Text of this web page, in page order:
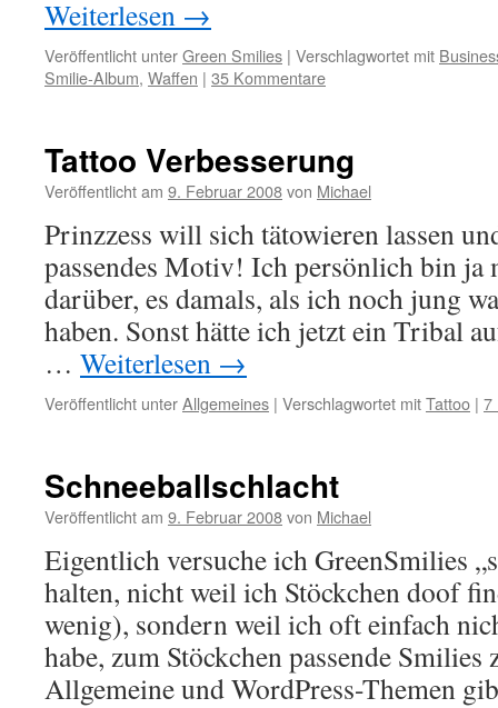
Weiterlesen →
Veröffentlicht unterGreen Smilies | Verschlagwortet mit
Smilie-Album, Waffen | 35 Kommentare
Tattoo Verbesserung
Veröffentlicht am 9. Februar 2008von Michael
Prinzzess will sich tätowieren lassen
passendes Motiv! Ich persönlich bin
darüber, es damals, als ich noch jung
haben. Sonst hätte ich jetzt ein Tribal
… Weiterlesen →
Veröffentlicht unterAllgemeines | Verschlagwortet mitTattoo | 7
Schneeballschlacht
Veröffentlicht am 9. Februar 2008von Michael
Eigentlich versuche ich GreenSmilies
halten, nicht weil ich Stöckchen doof
wenig), sondern weil ich oft einfach
habe, zum Stöckchen passende Smilies
Allgemeine und WordPress-Themen